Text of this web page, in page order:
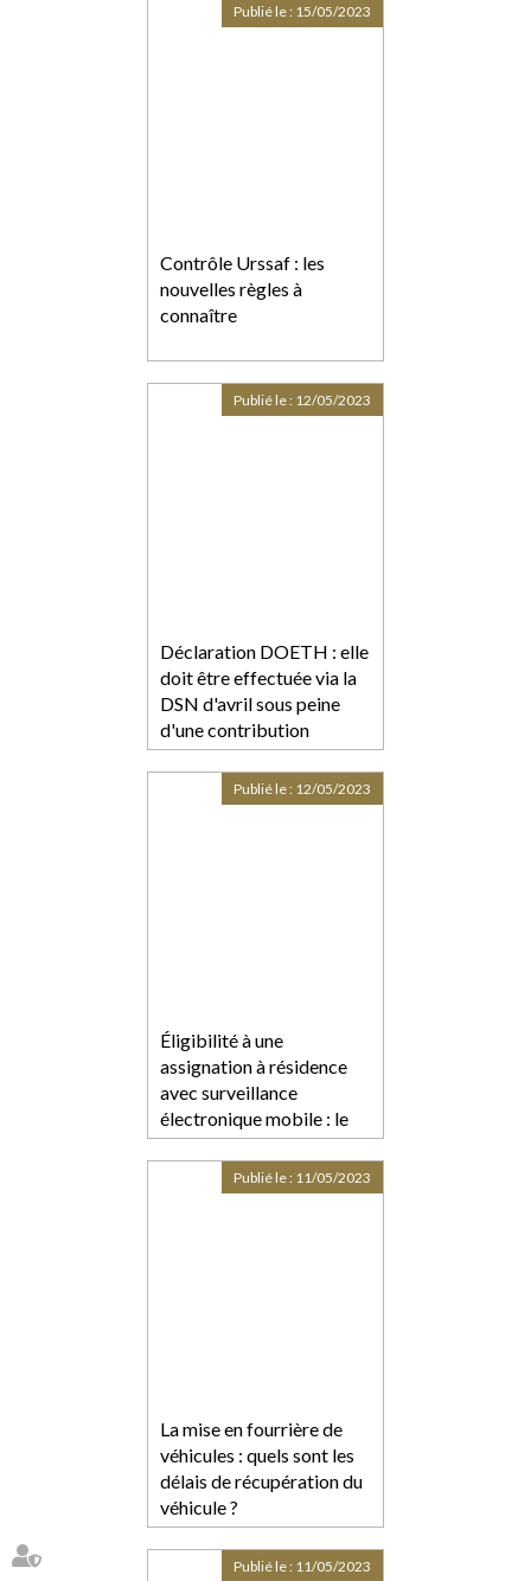
Contrôle Urssaf : les
nouvelles règles à
connaître
Publié le : 15/05/2023
Déclaration DOETH : elle
doit être effectuée via la
DSN d'avril sous peine
d'une contribution
forfaitaire
Publié le : 12/05/2023
Éligibilité à une
assignation à résidence
avec surveillance
électronique mobile : le
juge doit s’expliquer sur le
caractère suffisant
Publié le : 12/05/2023
La mise en fourrière de
véhicules : quels sont les
délais de récupération du
véhicule ?
Publié le : 11/05/2023
Publié le : 11/05/2023